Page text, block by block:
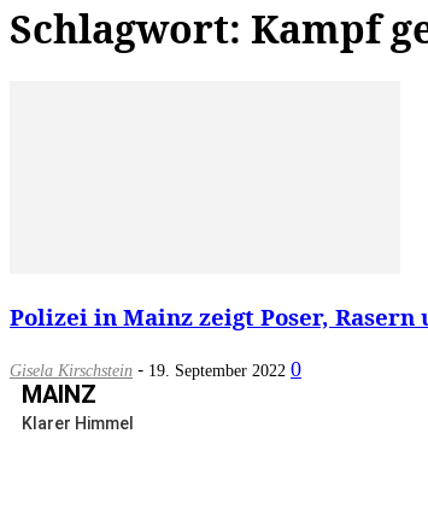
Schlagwort: Kampf
Polizei in Mainz zeigt Poser,
Gisela Kirschstein - 19. September 2022 0
MAINZ
Klarer Himmel